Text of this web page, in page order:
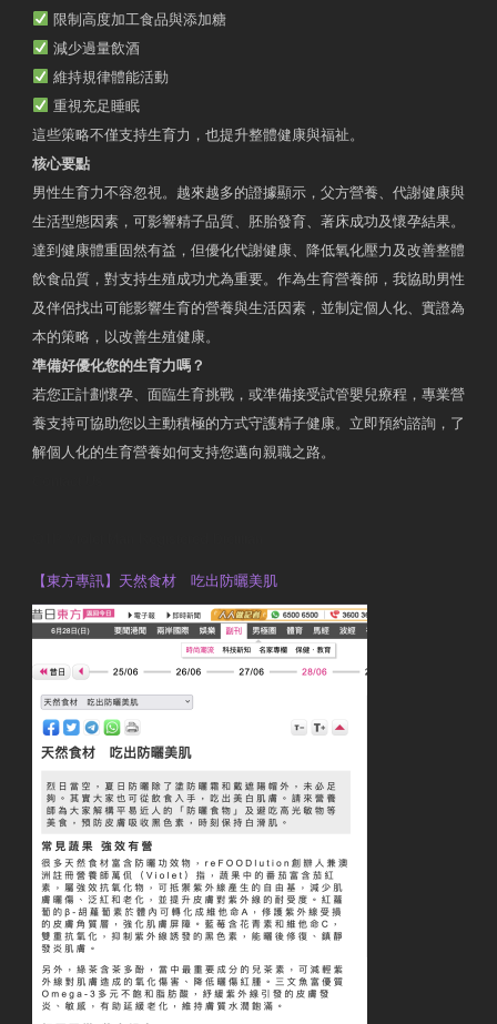
限制高度加工食品與添加糖
減少過量飲酒
維持規律體能活動
重視充足睡眠
這些策略不僅支持生育力，也提升整體健康與福祉。
核心要點
男性生育力不容忽視。越來越多的證據顯示，父方營養、代謝健康與
生活型態因素，可影響精子品質、胚胎發育、著床成功及懷孕結果。
達到健康體重固然有益，但優化代謝健康、降低氧化壓力及改善整體
飲食品質，對支持生殖成功尤為重要。作為生育營養師，我協助男性
及伴侶找出可能影響生育的營養與生活因素，並制定個人化、實證為
本的策略，以改善生殖健康。
準備好優化您的生育力嗎？
若您正計劃懷孕、面臨生育挑戰，或準備接受試管嬰兒療程，專業營
養支持可協助您以主動積極的方式守護精子健康。立即預約諮詢，了
解個人化的生育營養如何支持您邁向親職之路。
【東方專訊】天然食材 吃出防曬美肌